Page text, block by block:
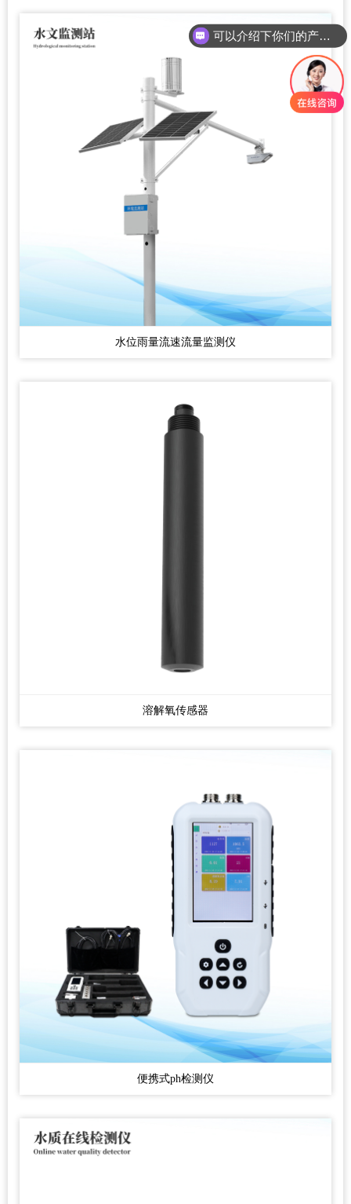
水位雨量流速流量监测仪
溶解氧传感器
便携式ph检测仪
你们是怎么收费的呢？